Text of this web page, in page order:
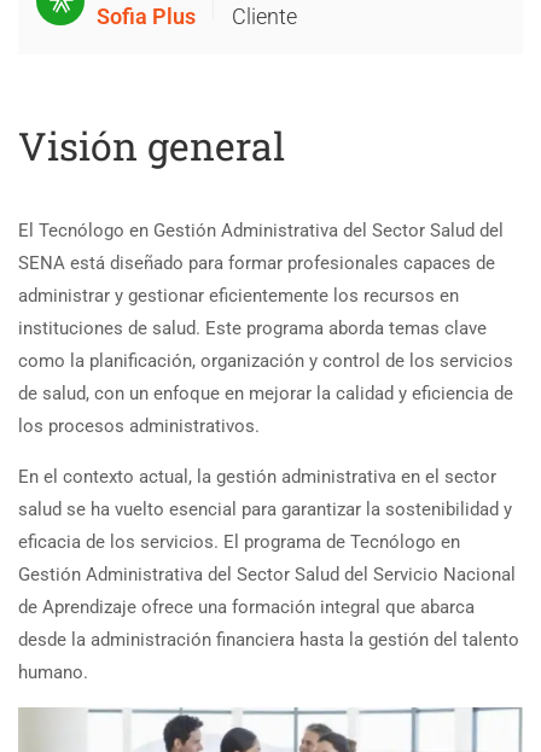
Sofia Plus Cliente
Visión general
El Tecnólogo en Gestión Administrativa del Sector Salud del
SENA está diseñado para formar profesionales capaces de
administrar y gestionar eficientemente los recursos en
instituciones de salud. Este programa aborda temas clave
como la planificación, organización y control de los servicios
de salud, con un enfoque en mejorar la calidad y eficiencia de
los procesos administrativos.
En el contexto actual, la gestión administrativa en el sector
salud se ha vuelto esencial para garantizar la sostenibilidad y
eficacia de los servicios. El programa de Tecnólogo en
Gestión Administrativa del Sector Salud del Servicio Nacional
de Aprendizaje ofrece una formación integral que abarca
desde la administración financiera hasta la gestión del talento
humano.